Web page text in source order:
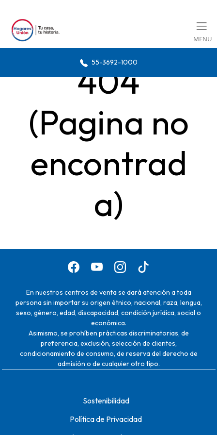
MENU
55-3692-1000
404
(Pagina no
encontrad
a)
En nuestros centros de venta se dará atención a toda
persona sin importar su origen étnico, nacional, raza, lengua,
sexo, género, edad, discapacidad, condición jurídica, social o
económica.
Asimismo, se prohíben prácticas discriminatorias, de
preferencia, exclusión, selección de clientes,
condicionamiento de consumo, de reserva del derecho de
admisión o de cualquier otro tipo.
Sostenibilidad
Política de Privacidad